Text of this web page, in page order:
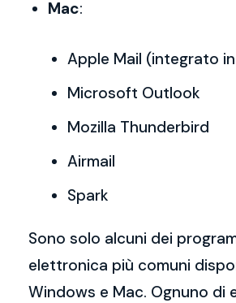
Mac:
Apple Mail (integrato
Microsoft Outlook
Mozilla Thunderbird
Airmail
Spark
Sono solo alcuni dei
elettronica più comuni
Windows e Mac. Ognuno di